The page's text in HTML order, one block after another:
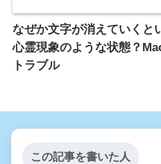
なぜか文字が消えていくと
心霊現象のような状態？
トラブル
この記事を書いた人